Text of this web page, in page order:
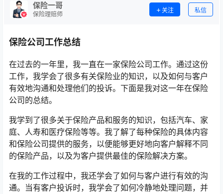
保险一哥
保险理赔师
关注 私信
保险公司工作总结
在过去的一年里，我一直在一家保险公司工作。通过这份
工作，我学会了很多有关保险业的知识，以及如何与客户
有效地沟通和处理他们的投诉。下面是我对这一年在保险
公司的总结。
我学到了很多关于保险产品和服务的知识，包括汽车、家
庭、人寿和医疗保险等等。我了解了每种保险的具体内容
和保险公司提供的服务，以便能够更好地向客户解释不同
的保险产品，以及为客户提供最佳的保险解决方案。
在我的工作过程中，我还学会了如何与客户进行有效的沟
通。当有客户投诉时，我学会了如何冷静地处理问题，并